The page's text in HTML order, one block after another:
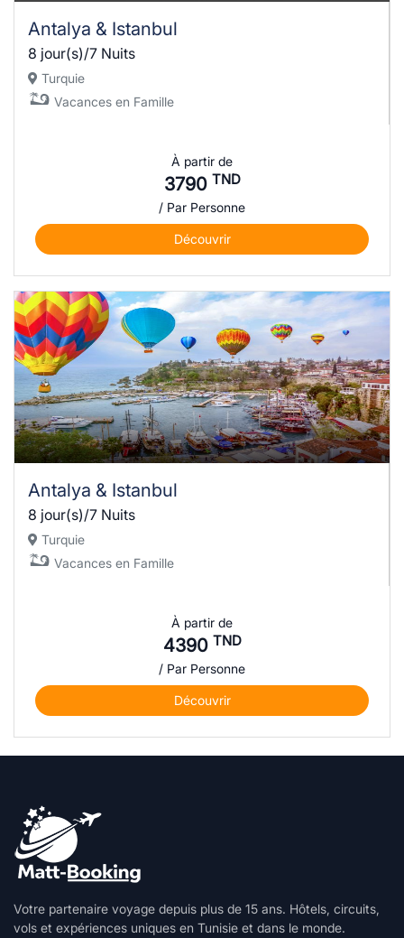
Antalya & Istanbul
8 jour(s)/7 Nuits
Turquie
Vacances en Famille
À partir de
3790 TND
/ Par Personne
Découvrir
Antalya & Istanbul
8 jour(s)/7 Nuits
Turquie
Vacances en Famille
À partir de
4390 TND
/ Par Personne
Découvrir
Votre partenaire voyage depuis plus de 15 ans. Hôtels, circuits,
vols et expériences uniques en Tunisie et dans le monde.